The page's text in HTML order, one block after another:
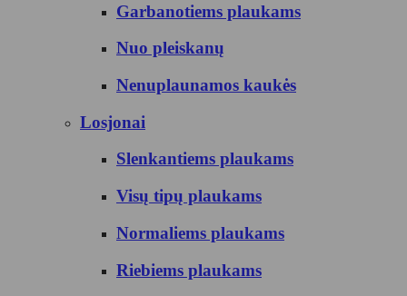
Garbanotiems plaukams
Nuo pleiskanų
Nenuplaunamos kaukės
Losjonai
Slenkantiems plaukams
Visų tipų plaukams
Normaliems plaukams
Riebiems plaukams